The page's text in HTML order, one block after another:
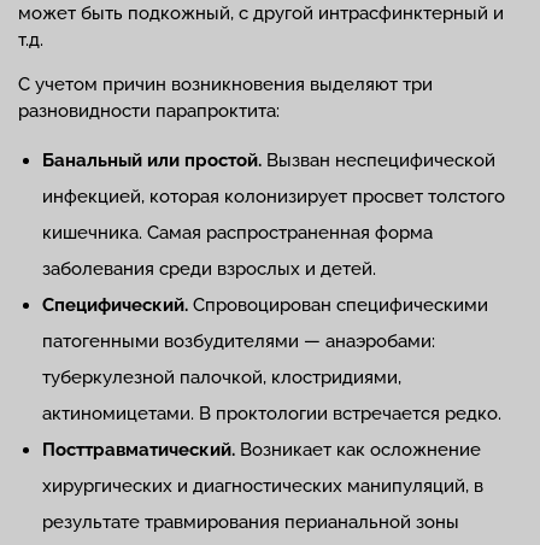
может быть подкожный, с другой интрасфинктерный и
т.д.
С учетом причин возникновения выделяют три
разновидности парапроктита:
Банальный или простой. Вызван неспецифической
инфекцией, которая колонизирует просвет толстого
кишечника. Самая распространенная форма
заболевания среди взрослых и детей.
Специфический. Спровоцирован специфическими
патогенными возбудителями — анаэробами:
туберкулезной палочкой, клостридиями,
актиномицетами. В проктологии встречается редко.
Посттравматический. Возникает как осложнение
хирургических и диагностических манипуляций, в
результате травмирования перианальной зоны